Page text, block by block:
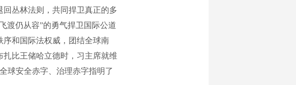
丛林法则，共同捍卫真正的多
渡仍从容”的勇气捍卫国际公道
和国际法权威，团结全球南
比王储哈立德时，习主席就维
球安全赤字、治理赤字指明了